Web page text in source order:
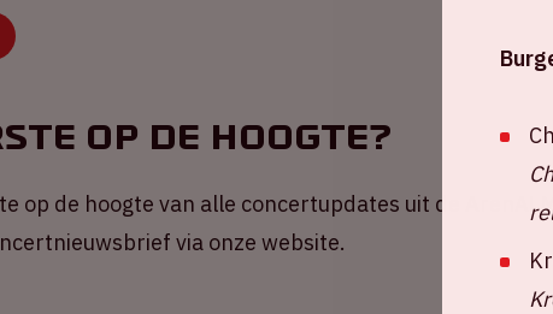
op de hoogte?
op de hoogte van alle concertupdates uit de ArenA!
via onze website.